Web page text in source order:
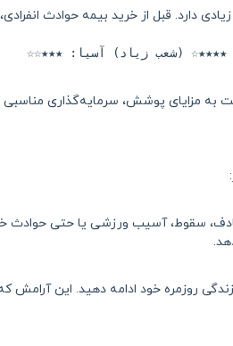
دارد. قبل از خرید بیمه حوادث
به مزایای پوشش، سرمایه‌گذاری
آسیب ورزشی یا حتی حوادث
زندگی روزمره خود ادامه دهید. این